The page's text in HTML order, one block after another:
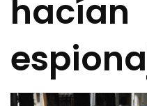
hacían